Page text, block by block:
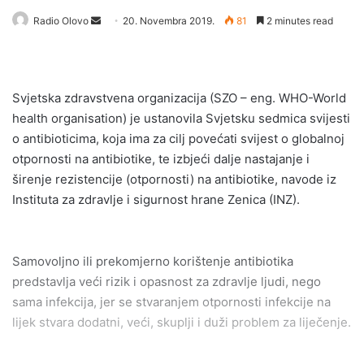
Radio Olovo
Send 20. Novembra 2019. 81 2 minutes read
Svjetska zdravstvena organizacija (SZO – eng. WHO-World
health organisation) je ustanovila Svjetsku sedmica svijesti
o antibioticima, koja ima za cilj povećati svijest o globalnoj
otpornosti na antibiotike, te izbjeći dalje nastajanje i
širenje rezistencije (otpornosti) na antibiotike, navode iz
Instituta za zdravlje i sigurnost hrane Zenica (INZ).
Samovoljno ili prekomjerno korištenje antibiotika
predstavlja veći rizik i opasnost za zdravlje ljudi, nego
sama infekcija, jer se stvaranjem otpornosti infekcije na
lijek stvara dodatni, veći, skuplji i duži problem za liječenje.